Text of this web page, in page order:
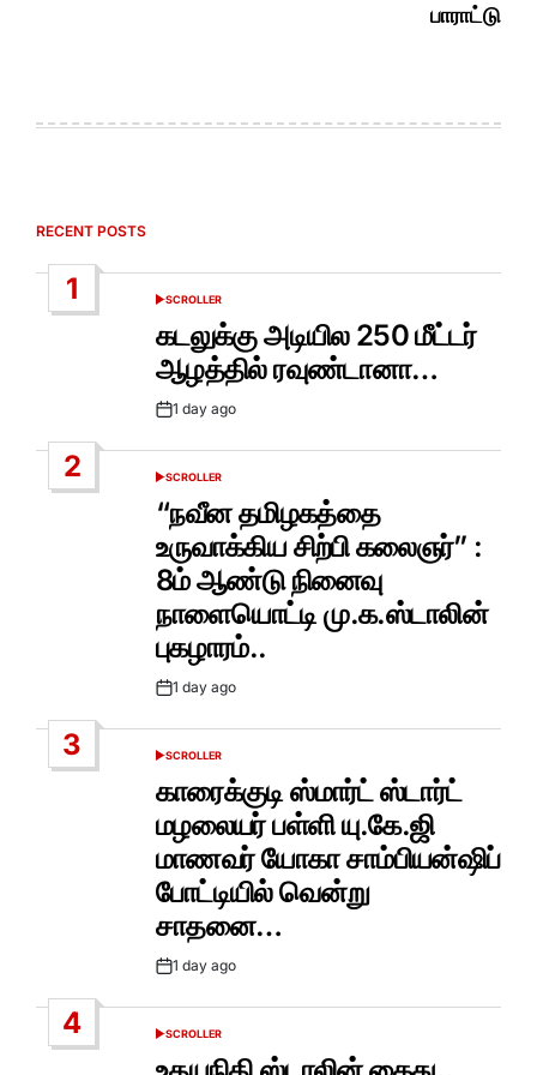
பாராட்டு
RECENT POSTS
1
POSTED
SCROLLER
கடலுக்கு அடியில 250 மீட்டர்
ஆழத்தில் ரவுண்டானா…
Post1 day ago
2
POSTED
IN
SCROLLER
“நவீன தமிழகத்தை
உருவாக்கிய சிற்பி கலைஞர்” :
8ம் ஆண்டு நினைவு
நாளையொட்டி மு.க.ஸ்டாலின்
புகழாரம்..
Post1 day ago
3
POSTED
SCROLLER
காரைக்குடி ஸ்மார்ட் ஸ்டார்ட்
மழலையர் பள்ளி யு.கே.ஜி
மாணவர் யோகா சாம்பியன்ஷிப்
போட்டியில் வென்று
சாதனை…
Post1 day ago
4
POSTED
SCROLLER